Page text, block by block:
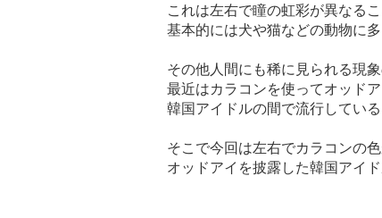
これは左右で瞳の虹彩が異なるこ
基本的には犬や猫などの動物に
その他人間にも稀に見られる現象
最近はカラコンを使ってオッド
韓国アイドルの間で流行してい
そこで今回は左右でカラコンの色
オッドアイを披露した韓国アイ